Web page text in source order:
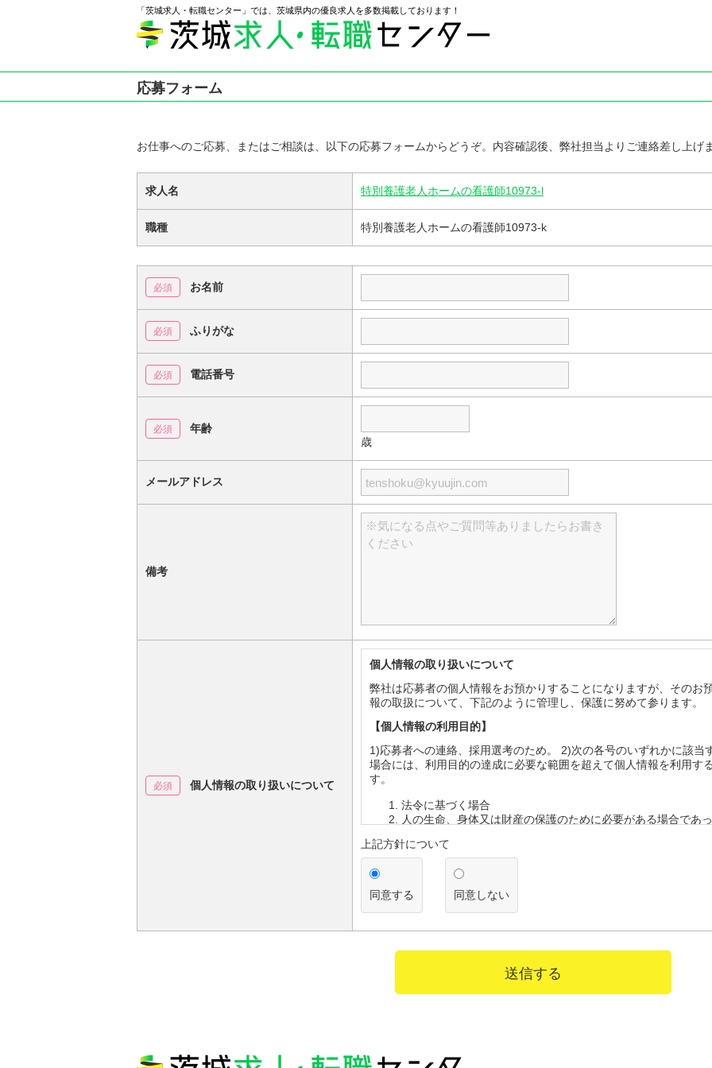
「茨城求人・転職センター」では、茨城県内の優良求人を多数掲載しております！
応募フォーム
お仕事へのご応募、またはご相談は、以下の応募フォームからどうぞ。内容確認後、弊社担当よりご連絡差し上げま
求人名 特別養護老人ホームの看護師10973-l
職種 特別養護老人ホームの看護師10973-k
お名前
ふりがな
電話番号
年齢
歳
メールアドレス
備考
個人情報の取り扱いについて
個人情報の取り扱いについて
弊社は応募者の個人情報をお預かりすることになりますが、そのお
報の取扱について、下記のように管理し、保護に努めて参ります。
【個人情報の利用目的】
1)応募者への連絡、採用選考のため。 2)次の各号のいずれかに該当
場合には、利用目的の達成に必要な範囲を超えて個人情報を利用す
す。
法令に基づく場合
人の生命、身体又は財産の保護のために必要がある場合であ
公衆衛生の向上又は児童の健全な育成の推進のために特に必要
って、本人の同意を得ることが困難であるとき
国の機関若しくは地方公共団体又はその委託を受けた者が法
遂行することに対して協力する必要がある場合であって、本人
とによって当該事務の遂行に支障を及ぼすおそれがあるとき
【第三者への提供】
弊社は法律で定められている場合を除いて、応募者の個人情報を当
得ず第三者に提供・委託することはありません。ただし、官公庁等
により個人情報について開示が求められた場合は、関係法令に反し
て、応募者の同意なく応募内容を提供することがあります。
されない場合には、採用の検討ができない場合がありますので、あ
上記方針について
同意する 同意しない
送信する